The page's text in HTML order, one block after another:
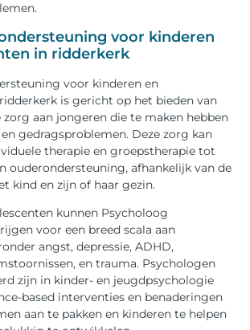
voor kinderen
in ridderkerk
voor kinderen en
is gericht op het bieden van
zorg aan jongeren die te maken hebben
gedragsproblemen. Deze zorg kan
therapie en groepstherapie tot
ouderondersteuning, afhankelijk van de
kind en zijn of haar gezin.
kunnen Psycholoog
voor een breed scala aan
angst, depressie, ADHD,
en trauma. Psychologen
zijn in kinder- en jeugdpsychologie
based interventies en benaderingen
aan te pakken en kinderen te helpen